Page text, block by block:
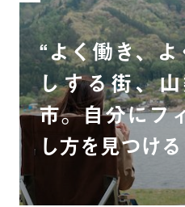
“よく働き、
しする街、
市。自分にフ
し方を見つけ